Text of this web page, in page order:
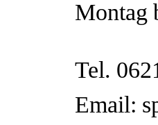
Montag
Tel.
Email: